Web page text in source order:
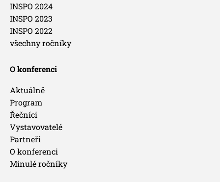
INSPO 2024
INSPO 2023
INSPO 2022
všechny ročníky
O konferenci
Aktuálně
Program
Řečníci
Vystavovatelé
Partneři
O konferenci
Minulé ročníky